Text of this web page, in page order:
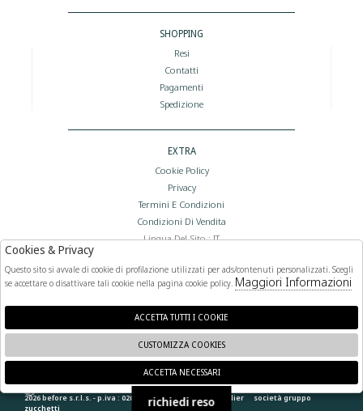
SHOPPING
Resi
Contatti
Pagamenti
Spedizione
EXTRA
Cookie Policy
Privacy
Termini E Condizioni
Condizioni Di Vendita
Lingua Del Sito : IT
FOLLOW US
2026 before s.r.l.s. - p.iva : 02066400892 powered by atelier società gruppo
zucchetti
🍪
richiedi reso
Cookies & Privacy
Questo sito si avvale di cookie di profilazione utilizzati per ads/contenuti personalizzati. Scegli
se accettare o disattivare tali cookie nella pagina cookie policy. Maggiori Informazioni
ACCETTA TUTTI I COOKIE
CUSTOMIZZA COOKIES
ACCETTA NECESSARI